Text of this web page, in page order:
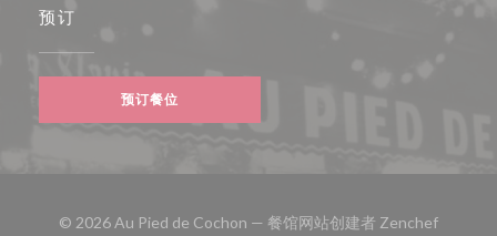
预订
预订餐位
© 2026 Au Pied de Cochon — 餐馆网站创建者 Zenchef((在新窗